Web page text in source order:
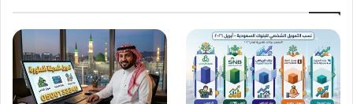
ب
ك
u
T
u
ت
ق
ر